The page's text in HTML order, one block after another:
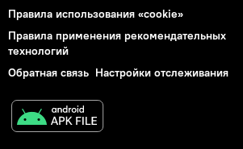
Правила использования «cookie»
Правила применения рекомендательных
технологий
Обратная связь Настройки отслеживания